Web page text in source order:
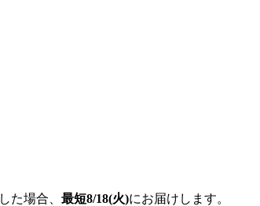
た場合、 最短8/18(火)にお届けします。